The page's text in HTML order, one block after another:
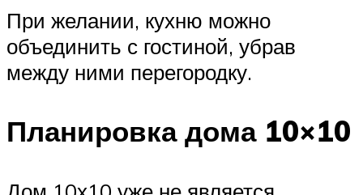
При желании, кухню можно
объединить с гостиной, убрав
между ними перегородку.
Планировка дома 10×10